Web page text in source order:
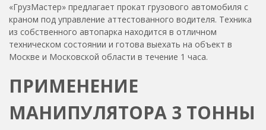
«ГрузМастер» предлагает прокат грузового автомобиля с
краном под управление аттестованного водителя. Техника
из собственного автопарка находится в отличном
техническом состоянии и готова выехать на объект в
Москве и Московской области в течение 1 часа.
ПРИМЕНЕНИЕ
МАНИПУЛЯТОРА 3 ТОННЫ